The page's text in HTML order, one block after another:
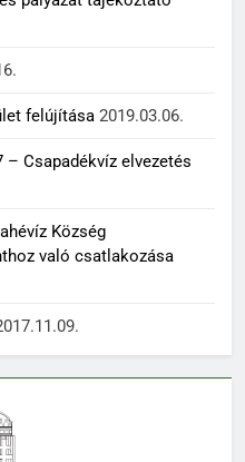
felújítása 2019.03.06.
– Csapadékvíz elvezetés
Község
való csatlakozása